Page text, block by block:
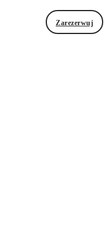
Zarezerwuj